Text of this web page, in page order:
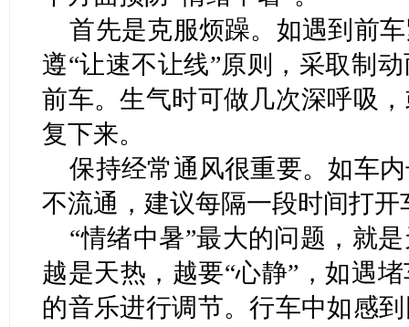
首先是克服烦躁。如遇到前
遵“让速不让线”原则，采取制
前车。生气时可做几次深呼吸
复下来。
保持经常通风很重要。如车
不流通，建议每隔一段时间打
“情绪中暑”最大的问题，就
越是天热，越要“心静”，如遇
的音乐进行调节。行车中如感